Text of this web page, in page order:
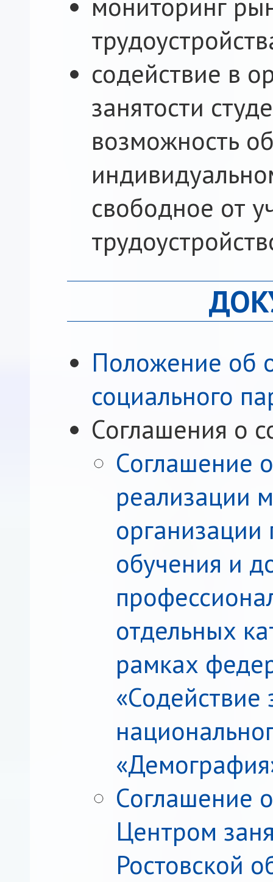
содействие в
занятости
возможность
свободное от
Положение об
социального
Соглашения о
Соглашение
реализации
организации
обучения и
отдельных
рамках
«Содействие
Соглашение
Центром
Ростовской